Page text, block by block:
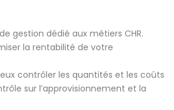
gestion dédié aux métiers CHR.
la rentabilité de votre
contrôler les quantités et les coûts
sur l’approvisionnement et la